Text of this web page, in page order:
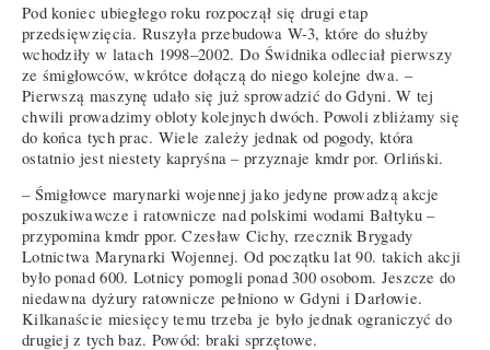
Pod koniec ubiegłego roku rozpoczął się drugi etap
przedsięwzięcia. Ruszyła przebudowa W-3, które do służby
wchodziły w latach 1998–2002. Do Świdnika odleciał pierwszy
ze śmigłowców, wkrótce dołączą do niego kolejne dwa. –
Pierwszą maszynę udało się już sprowadzić do Gdyni. W tej
chwili prowadzimy obloty kolejnych dwóch. Powoli zbliżamy się
do końca tych prac. Wiele zależy jednak od pogody, która
ostatnio jest niestety kapryśna – przyznaje kmdr por. Orliński.
– Śmigłowce marynarki wojennej jako jedyne prowadzą akcje
poszukiwawcze i ratownicze nad polskimi wodami Bałtyku –
przypomina kmdr ppor. Czesław Cichy, rzecznik Brygady
Lotnictwa Marynarki Wojennej. Od początku lat 90. takich akcji
było ponad 600. Lotnicy pomogli ponad 300 osobom. Jeszcze do
niedawna dyżury ratownicze pełniono w Gdyni i Darłowie.
Kilkanaście miesięcy temu trzeba je było jednak ograniczyć do
drugiej z tych baz. Powód: braki sprzętowe.